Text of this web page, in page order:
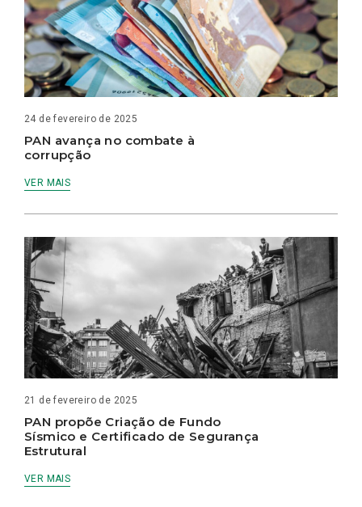
24 de fevereiro de 2025
PAN avança no combate à
corrupção
VER MAIS
21 de fevereiro de 2025
PAN propõe Criação de Fundo
Sísmico e Certificado de Segurança
Estrutural
VER MAIS